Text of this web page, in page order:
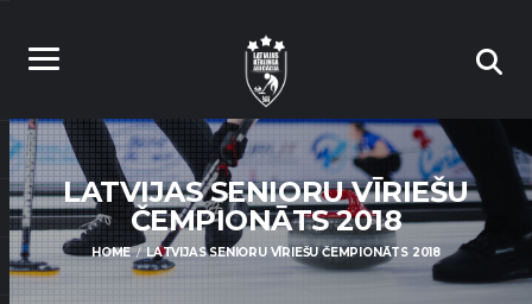
LATVIJAS SENIORU VĪRIEŠU
ČEMPIONĀTS 2018
HOME LATVIJAS SENIORU VĪRIEŠU ČEMPIONĀTS 2018